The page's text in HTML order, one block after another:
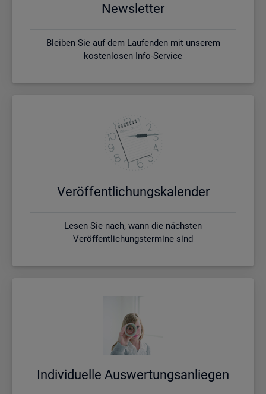
News­let­ter
Bleiben Sie auf dem Laufenden mit unserem
kostenlosen Info-Service
Ver­öf­fent­li­chungs­ka­len­der
Lesen Sie nach, wann die nächsten
Veröffentlichungstermine sind
In­di­vi­du­el­le Aus­wer­tungs­an­lie­gen